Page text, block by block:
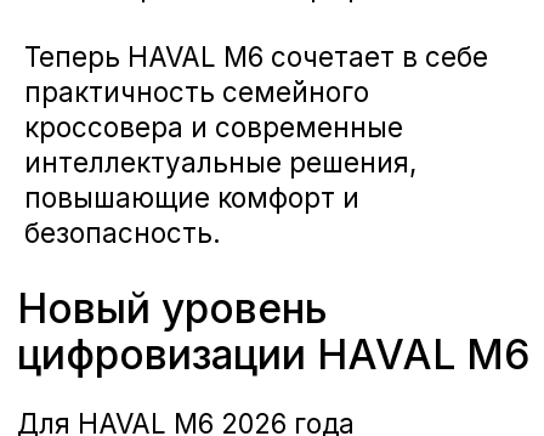
функций дистанционно.
Подключение занимает несколько
минут: достаточно скачать
приложение GWM на смартфон,
авторизоваться по номеру
телефона, указанному при покупке
автомобиля, и активировать
получает удобный цифровой
инструмент контроля и управления
своим кроссовером из любой точки,
где есть мобильная связь.